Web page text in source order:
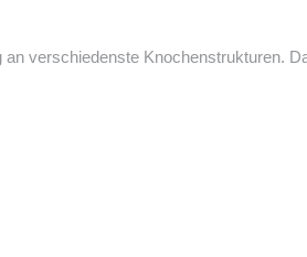
verschiedenste Knochenstrukturen.